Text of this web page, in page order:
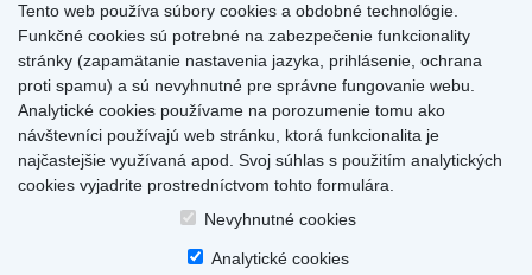
Dulov
Dulova Ves
Dunajská Lužná
Gelnica
Gemerská Hôrka
Gemerská Ves
Hájske
Halič
Hlboké
Pre zobrazenie informácií kliknite na hrobové miesto na
mape, alebo kliknite na priezvisko a meno zosnulého vo
Výsledky (rozšíreného) vyhľadávania.
Produkty a služby |Citáty|O cintorínoch|
Tento web používa súbory cookies a obdobné technológie.
Funkčné cookies sú potrebné na zabezpečenie funkcionality
stránky (zapamätanie nastavenia jazyka, prihlásenie, ochrana
proti spamu) a sú nevyhnutné pre správne fungovanie webu.
Analytické cookies používame na porozumenie tomu ako
návštevníci používajú web stránku, ktorá funkcionalita je
najčastejšie využívaná apod. Svoj súhlas s použitím analytických
cookies vyjadrite prostredníctvom tohto formulára.
Nevyhnutné cookies
Analytické cookies